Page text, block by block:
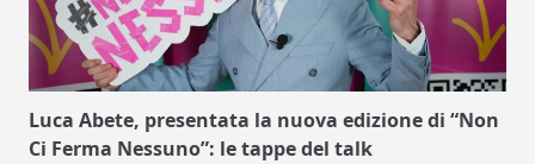
Luca Abete, presentata la nuova edizione di “Non
Ci Ferma Nessuno”: le tappe del talk